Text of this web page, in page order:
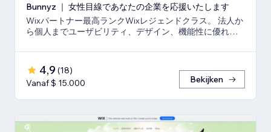
Bunnyz ｜ 女性目線であなたの企業を応援いたします
Wixパートナー最高ランクWixレジェンドクラス。 法人か
ら個人までユーザビリティ、デザイン、機能性に優れた
4,9 (18)
Vanaf $ 15.000
Bekijken